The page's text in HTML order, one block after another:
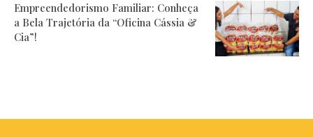
Empreendedorismo Familiar: Conheça
a Bela Trajetória da “Oficina Cássia &
Cia”!